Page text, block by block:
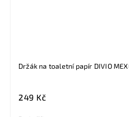
Držák na toaletní papír DIVIO
249 Kč